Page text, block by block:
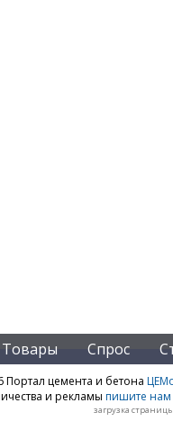
Товары Спрос
Портал цемента и бетона
и рекламы пишите нам
загрузка